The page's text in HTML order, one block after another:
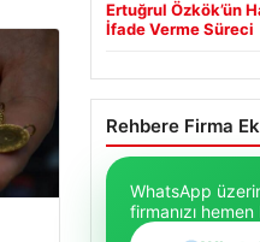
İfade Verme Süreci
firmanızı